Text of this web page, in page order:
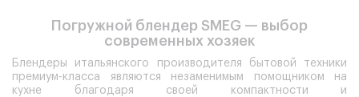
Погружной блендер SMEG — выбор
современных хозяек
Блендеры итальянского производителя бытовой техники
премиум-класса являются незаменимым помощником на
кухне благодаря своей компактности и